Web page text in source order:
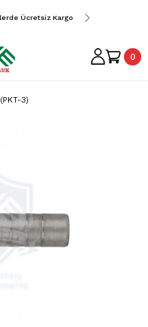
Ücretsiz Kargo 2500 TL Üzeri
0
3)